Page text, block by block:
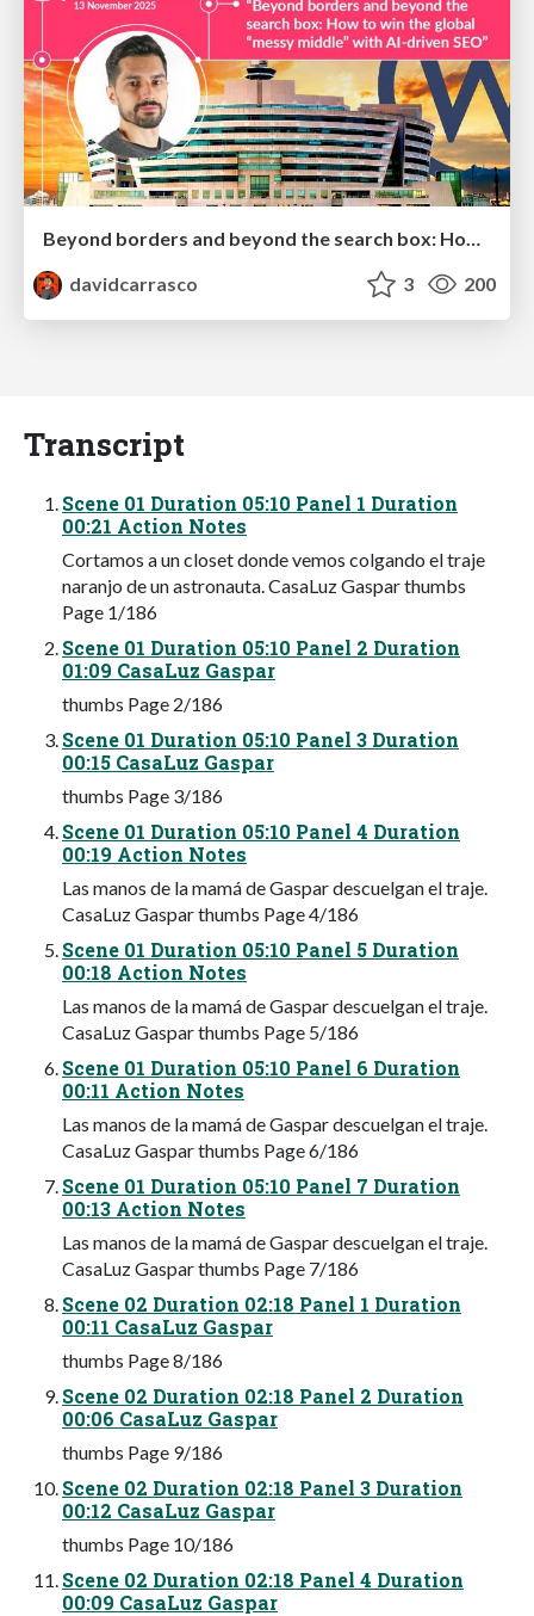
davidcarrasco
3 200
Transcript
Scene 01 Duration 05:10 Panel 1 Duration
00:21 Action Notes
Cortamos a un closet donde vemos colgando el traje
naranjo de un astronauta. CasaLuz Gaspar thumbs
Page 1/186
Scene 01 Duration 05:10 Panel 2 Duration
01:09 CasaLuz Gaspar
thumbs Page 2/186
Scene 01 Duration 05:10 Panel 3 Duration
00:15 CasaLuz Gaspar
thumbs Page 3/186
Scene 01 Duration 05:10 Panel 4 Duration
00:19 Action Notes
Las manos de la mamá de Gaspar descuelgan el traje.
CasaLuz Gaspar thumbs Page 4/186
Scene 01 Duration 05:10 Panel 5 Duration
00:18 Action Notes
Las manos de la mamá de Gaspar descuelgan el traje.
CasaLuz Gaspar thumbs Page 5/186
Scene 01 Duration 05:10 Panel 6 Duration
00:11 Action Notes
Las manos de la mamá de Gaspar descuelgan el traje.
CasaLuz Gaspar thumbs Page 6/186
Scene 01 Duration 05:10 Panel 7 Duration
00:13 Action Notes
Las manos de la mamá de Gaspar descuelgan el traje.
CasaLuz Gaspar thumbs Page 7/186
Scene 02 Duration 02:18 Panel 1 Duration
00:11 CasaLuz Gaspar
thumbs Page 8/186
Scene 02 Duration 02:18 Panel 2 Duration
00:06 CasaLuz Gaspar
thumbs Page 9/186
Scene 02 Duration 02:18 Panel 3 Duration
00:12 CasaLuz Gaspar
thumbs Page 10/186
Scene 02 Duration 02:18 Panel 4 Duration
00:09 CasaLuz Gaspar